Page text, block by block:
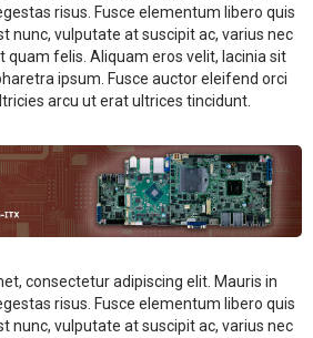
risus. Fusce elementum libero quis
nunc, vulputate at suscipit ac, varius nec
quam felis. Aliquam eros velit, lacinia sit
ipsum. Fusce auctor eleifend orci
arcu ut erat ultrices tincidunt.
consectetur adipiscing elit. Mauris in
risus. Fusce elementum libero quis
nunc, vulputate at suscipit ac, varius nec